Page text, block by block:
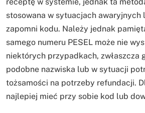
receptę w systemie, jednak ta
stosowana w sytuacjach
zapomni kodu. Należy jednak
samego numeru PESEL może nie
niektórych przypadkach, zwłaszcza
podobne nazwiska lub w sytuacji
tożsamości na potrzeby refundacji.
najlepiej mieć przy sobie kod lub